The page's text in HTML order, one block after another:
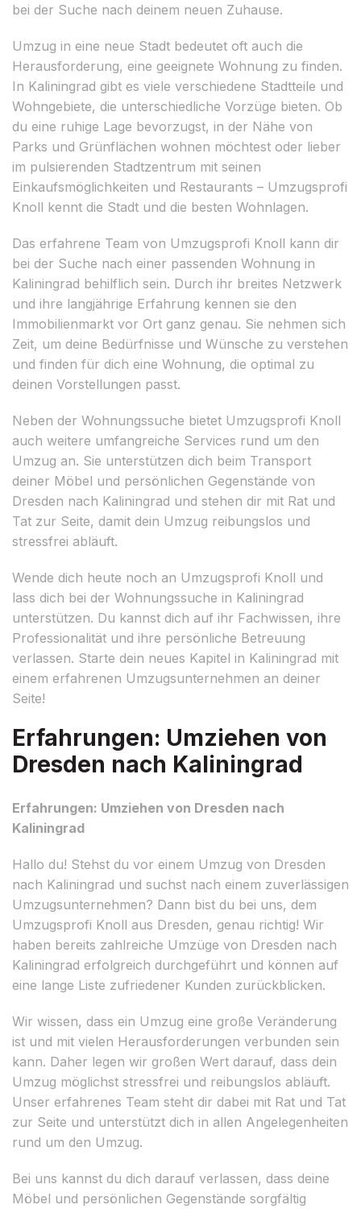
bei der Suche nach deinem neuen Zuhause.
Umzug in eine neue Stadt bedeutet oft auch die
Herausforderung, eine geeignete Wohnung zu finden.
In Kaliningrad gibt es viele verschiedene Stadtteile und
Wohngebiete, die unterschiedliche Vorzüge bieten. Ob
du eine ruhige Lage bevorzugst, in der Nähe von
Parks und Grünflächen wohnen möchtest oder lieber
im pulsierenden Stadtzentrum mit seinen
Einkaufsmöglichkeiten und Restaurants – Umzugsprofi
Knoll kennt die Stadt und die besten Wohnlagen.
Das erfahrene Team von Umzugsprofi Knoll kann dir
bei der Suche nach einer passenden Wohnung in
Kaliningrad behilflich sein. Durch ihr breites Netzwerk
und ihre langjährige Erfahrung kennen sie den
Immobilienmarkt vor Ort ganz genau. Sie nehmen sich
Zeit, um deine Bedürfnisse und Wünsche zu verstehen
und finden für dich eine Wohnung, die optimal zu
deinen Vorstellungen passt.
Neben der Wohnungssuche bietet Umzugsprofi Knoll
auch weitere umfangreiche Services rund um den
Umzug an. Sie unterstützen dich beim Transport
deiner Möbel und persönlichen Gegenstände von
Dresden nach Kaliningrad und stehen dir mit Rat und
Tat zur Seite, damit dein Umzug reibungslos und
stressfrei abläuft.
Wende dich heute noch an Umzugsprofi Knoll und
lass dich bei der Wohnungssuche in Kaliningrad
unterstützen. Du kannst dich auf ihr Fachwissen, ihre
Professionalität und ihre persönliche Betreuung
verlassen. Starte dein neues Kapitel in Kaliningrad mit
einem erfahrenen Umzugsunternehmen an deiner
Seite!
Erfahrungen: Umziehen von
Dresden nach Kaliningrad
Erfahrungen: Umziehen von Dresden nach
Kaliningrad
Hallo du! Stehst du vor einem Umzug von Dresden
nach Kaliningrad und suchst nach einem zuverlässigen
Umzugsunternehmen? Dann bist du bei uns, dem
Umzugsprofi Knoll aus Dresden, genau richtig! Wir
haben bereits zahlreiche Umzüge von Dresden nach
Kaliningrad erfolgreich durchgeführt und können auf
eine lange Liste zufriedener Kunden zurückblicken.
Wir wissen, dass ein Umzug eine große Veränderung
ist und mit vielen Herausforderungen verbunden sein
kann. Daher legen wir großen Wert darauf, dass dein
Umzug möglichst stressfrei und reibungslos abläuft.
Unser erfahrenes Team steht dir dabei mit Rat und Tat
zur Seite und unterstützt dich in allen Angelegenheiten
rund um den Umzug.
Bei uns kannst du dich darauf verlassen, dass deine
Möbel und persönlichen Gegenstände sorgfältig